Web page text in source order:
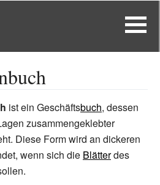
ist ein Geschäftsbuch, dessen
zusammengeklebter
Diese Form wird an dickeren
wenn sich die Blätterdes